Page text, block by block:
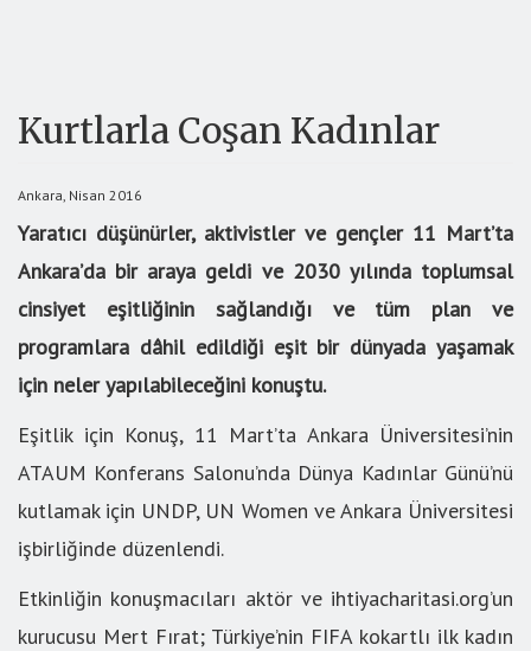
Kurtlarla Coşan Kadınlar
Ankara, Nisan 2016
Yaratıcı düşünürler, aktivistler ve gençler 11 Mart’ta
Ankara’da bir araya geldi ve 2030 yılında toplumsal
cinsiyet eşitliğinin sağlandığı ve tüm plan ve
programlara dâhil edildiği eşit bir dünyada yaşamak
için neler yapılabileceğini konuştu.
Eşitlik için Konuş, 11 Mart’ta Ankara Üniversitesi’nin
ATAUM Konferans Salonu’nda Dünya Kadınlar Günü’nü
kutlamak için UNDP, UN Women ve Ankara Üniversitesi
işbirliğinde düzenlendi.
Etkinliğin konuşmacıları aktör ve ihtiyacharitasi.org’un
kurucusu Mert Fırat; Türkiye’nin FIFA kokartlı ilk kadın